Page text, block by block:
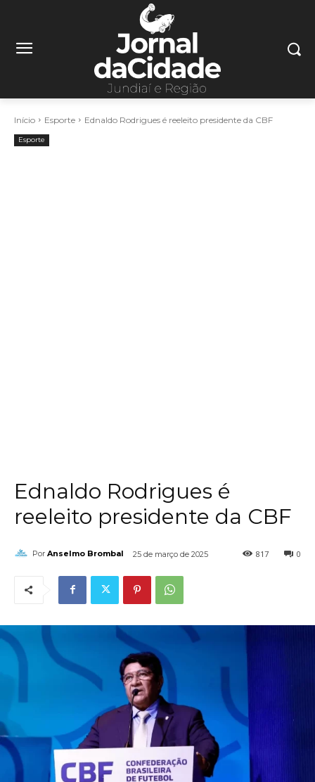
Início Esporte Ednaldo Rodrigues é reeleito presidente da CBF
Esporte
Ednaldo Rodrigues é
reeleito presidente da CBF
Por Anselmo Brombal 25 de março de 2025 0
817